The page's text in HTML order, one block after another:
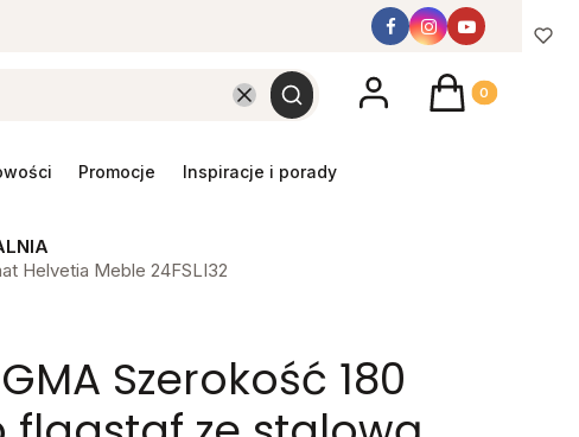
Wyczyść
Szukaj
Produkty w
promocje inspiracje i porady
Helvetia Meble 24FSLI32
Szerokość 180